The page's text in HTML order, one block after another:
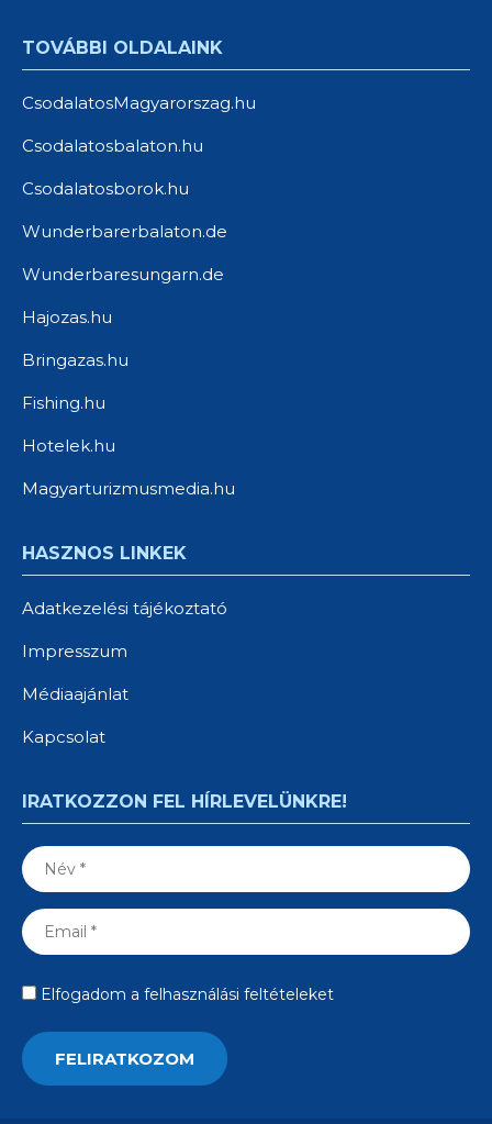
TOVÁBBI OLDALAINK
CsodalatosMagyarorszag.hu
Csodalatosbalaton.hu
Csodalatosborok.hu
Wunderbarerbalaton.de
Wunderbaresungarn.de
Hajozas.hu
Bringazas.hu
Fishing.hu
Hotelek.hu
Magyarturizmusmedia.hu
HASZNOS LINKEK
Adatkezelési tájékoztató
Impresszum
Médiaajánlat
Kapcsolat
IRATKOZZON FEL HÍRLEVELÜNKRE!
Elfogadom a felhasználási feltételeket